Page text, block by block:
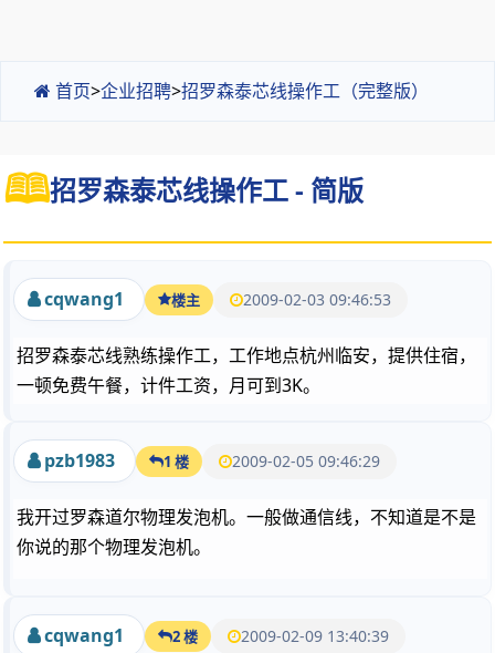
首页>企业招聘>招罗森泰芯线操作工（完整版）
招罗森泰芯线操作工 - 简版
cqwang1 楼主 2009-02-03 09:46:53
招罗森泰芯线熟练操作工，工作地点杭州临安，提供住宿，
一顿免费午餐，计件工资，月可到3K。
pzb1983 1 楼 2009-02-05 09:46:29
我开过罗森道尔物理发泡机。一般做通信线，不知道是不是
你说的那个物理发泡机。
cqwang1 2 楼 2009-02-09 13:40:39